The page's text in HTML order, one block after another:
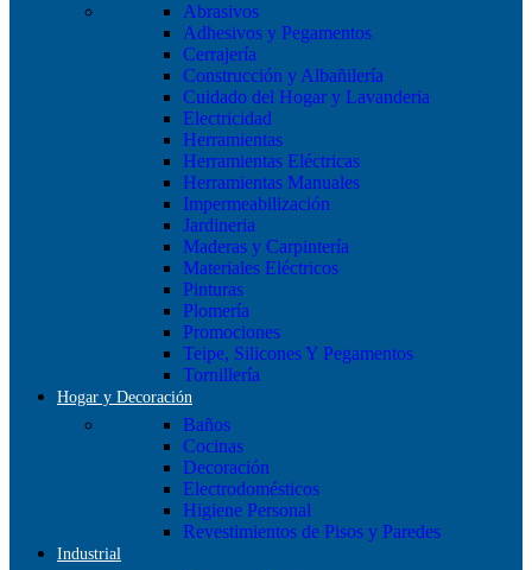
Abrasivos
Adhesivos y Pegamentos
Cerrajería
Construcción y Albañilería
Cuidado del Hogar y Lavanderia
Electricidad
Herramientas
Herramientas Eléctricas
Herramientas Manuales
Impermeabilización
Jardineria
Maderas y Carpintería
Materiales Eléctricos
Pinturas
Plomería
Promociones
Teipe, Silicones Y Pegamentos
Tornillería
Hogar y Decoración
Baños
Cocinas
Decoración
Electrodomésticos
Higiene Personal
Revestimientos de Pisos y Paredes
Industrial